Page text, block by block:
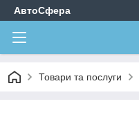
АвтоСфера
Товари та послуги